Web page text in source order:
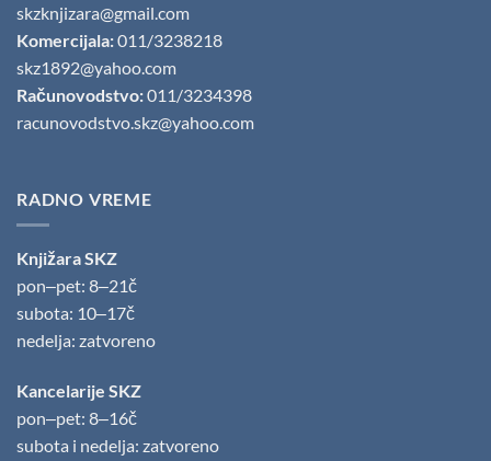
skzknjizara@gmail.com
Komercijala:011/3238218
skz1892@yahoo.com
Računovodstvo:011/3234398
racunovodstvo.skz@yahoo.com
RADNO VREME
Knjižara SKZ
pon‒pet: 8‒21č
subota: 10‒17č
nedelja: zatvoreno
Kancelarije SKZ
pon‒pet: 8‒16č
subota i nedelja: zatvoreno